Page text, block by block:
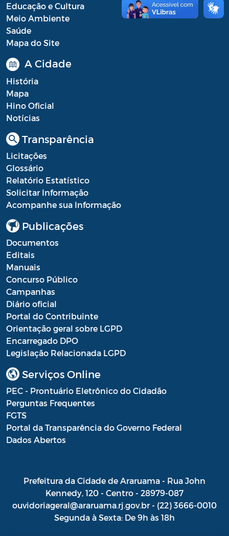
Educação e Cultura
Meio Ambiente
Saúde
Mapa do Site
A Cidade
História
Mapa
Hino Oficial
Notícias
Transparência
Licitações
Glossário
Relatório Estatístico
Solicitar Informação
Acompanhe sua Informação
Publicações
Documentos
Editais
Manuais
Concurso Público
Campanhas
Diário oficial
Portal do Contribuinte
Orientação geral sobre LGPD
Encarregado DPO
Legislação Relacionada LGPD
Serviços Online
PEC - Prontuário Eletrônico do Cidadão
Perguntas Frequentes
FGTS
Portal da Transparência do Governo Federal
Dados Abertos
Prefeitura da Cidade de Araruama - Rua John
Kennedy, 120 - Centro - 28979-087
ouvidoriageral@araruama.rj.gov.br - (22) 3666-0010
Segunda à Sexta: De 9h às 18h